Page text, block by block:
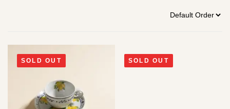
SOLD OUT SOLD OUT